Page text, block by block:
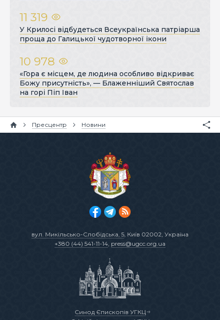
11 319
У Крилосі відбудеться Всеукраїнська патріарша
проща до Галицької чудотворної ікони
10 978
«Гора є місцем, де людина особливо відкриває
Божу присутність», — Блаженніший Святослав
на горі Піп Іван
Пресцентр Новини
вул. Микільсько-Слобідська, 5, Київ 02002, Україна
+380 (44) 541-11-14, press@ugcc.org.ua
Синод Єпископів УГКЦ